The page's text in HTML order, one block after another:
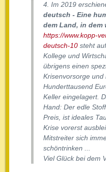
4. Im 2019
deutsch - Eine
dem Land, in dem
https://www.kopp-
deutsch-10 steht
Kollege und
übrigens einen
Krisenvorsorge und
Hunderttausend
Keller eingelagert.
Hand: Der edle
Preis, ist ideales
Krise vorerst
Mitstreiter sich
schöntrinken ...
Viel Glück bei dem